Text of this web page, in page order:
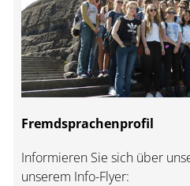
Fremdsprachenprofil
Informieren Sie sich über
unserem Info-Flyer: